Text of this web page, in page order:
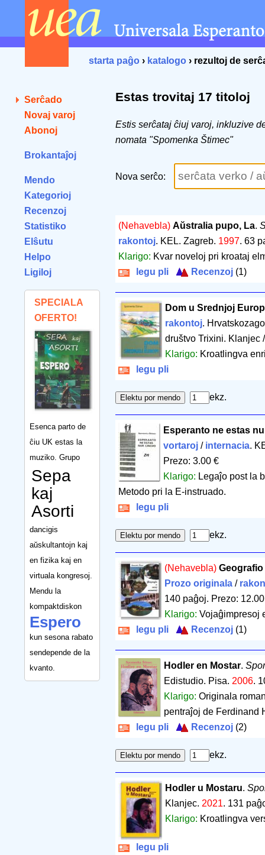
starta paĝo › katalogo › rezultoj de
Serĉado
Novaj varoj
Abonoj
Brokantaĵoj
Mendo
Kategorioj
Recenzoj
Statistiko
Elŝutu
Helpo
Ligiloj
SPECIALA
OFERTO!
Esenca parto de
ĉiu UK estas la
muziko. Grupo
Sepa
kaj
Asorti
dancigis
aŭskultantojn kaj
en fizika kaj en
virtuala kongresoj.
Mendu la
kompaktdiskon
Espero
kun sesona rabato
sendepende de la
kvanto.
Estas trovitaj 17 titoloj
Estis serĉataj ĉiuj varoj, inkluzive
nomata "Spomenka Štimec"
Nova serĉo:
(Nehavebla) Aŭstralia pupo, La.
rakontoj. KEL. Zagreb. 1997. 63
Klarigo: Kvar noveloj pri kroataj
legu pli
Recenzoj (1)
Dom u Srednjoj
rakontoj.
društvo Trixini. Klanjec
Klarigo: Kroatlingva
legu pli
ekz.
Esperanto ne estas
vortaroj / internacia.
Prezo: 3.00 €
Klarigo: Legaĵo post la
Metodo pri la E-instruado.
legu pli
ekz.
(Nehavebla)
Prozo originala/
140 paĝoj. Prezo:
Klarigo: Vojaĝimpresoj
legu pli
Recenzoj (1)
Hodler en Mostar.
Edistudio. Pisa. 2006.
Klarigo: Originala
pentraĵoj de Ferdinand
legu pli
Recenzoj (2)
ekz.
Hodler u Mostaru.
Klanjec. 2021. 131
Klarigo: Kroatlingva
legu pli